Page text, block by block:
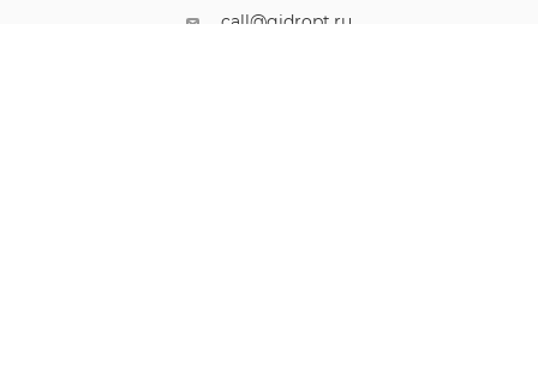
call@gidropt.ru